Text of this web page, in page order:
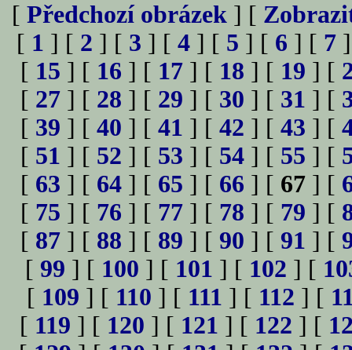
[ Předchozí obrázek ] [
[ 1 ] [ 2 ] [ 3 ] [ 4 ] [ 5 ] [ 6 ] [ 7
[ 15 ] [ 16 ] [ 17 ] [ 18 ] [ 19 ] [
[ 27 ] [ 28 ] [ 29 ] [ 30 ] [ 31 ] [
[ 39 ] [ 40 ] [ 41 ] [ 42 ] [ 43 ] [
[ 51 ] [ 52 ] [ 53 ] [ 54 ] [ 55 ] [
[ 63 ] [ 64 ] [ 65 ] [ 66 ] [ 67 ] [
[ 75 ] [ 76 ] [ 77 ] [ 78 ] [ 79 ] [
[ 87 ] [ 88 ] [ 89 ] [ 90 ] [ 91 ] [
[ 99 ] [ 100 ] [ 101 ] [ 102 ] [
[ 109 ] [ 110 ] [ 111 ] [ 112 ] [
[ 119 ] [ 120 ] [ 121 ] [ 122 ] [